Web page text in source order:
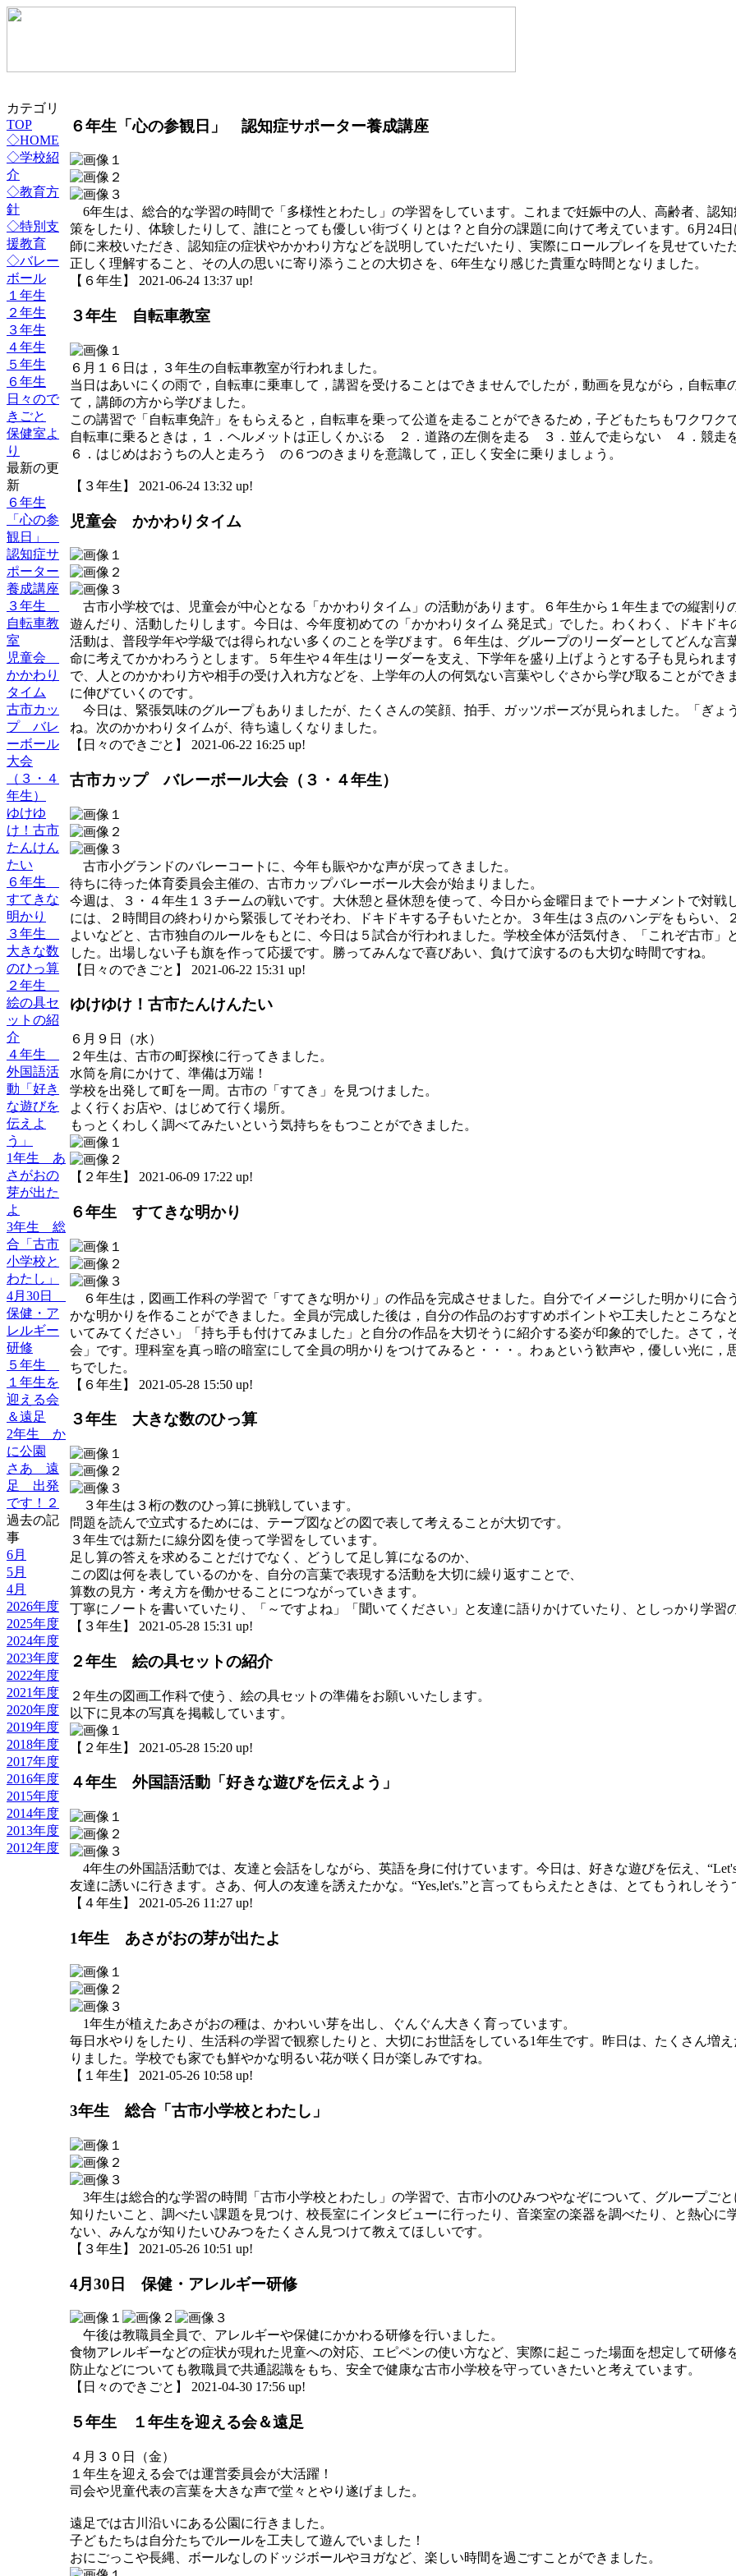
カテゴリ
TOP
◇HOME
◇学校紹
介
◇教育方
針
◇特別支
援教育
◇バレー
ボール
１年生
２年生
３年生
４年生
５年生
６年生
日々ので
きごと
保健室よ
り
最新の更
新
６年生
「心の参
観日」
認知症サ
ポーター
養成講座
３年生
自転車教
室
児童会
かかわり
タイム
古市カッ
プ バレ
ーボール
大会
（３・４
年生）
ゆけゆ
け！古市
たんけん
たい
６年生
すてきな
明かり
３年生
大きな数
のひっ算
２年生
絵の具セ
ットの紹
介
４年生
外国語活
動「好き
な遊びを
伝えよ
う」
1年生 あ
さがおの
芽が出た
よ
3年生 総
合「古市
小学校と
わたし」
4月30日
保健・ア
レルギー
研修
５年生
１年生を
迎える会
＆遠足
2年生 か
に公園
さあ 遠
足 出発
です！２
過去の記
事
6月
5月
4月
2026年度
2025年度
2024年度
2023年度
2022年度
2021年度
2020年度
2019年度
2018年度
2017年度
2016年度
2015年度
2014年度
2013年度
2012年度
６年生「心の参観日」 認知症サポーター養成講座
6年生は、総合的な学習の時間で「多様性とわたし」の学習をしています。これまで妊娠中の人、高齢者、認
策をしたり、体験したりして、誰にとっても優しい街づくりとは？と自分の課題に向けて考えています。6月24
師に来校いただき、認知症の症状やかかわり方などを説明していただいたり、実際にロールプレイを見せていた
正しく理解すること、その人の思いに寄り添うことの大切さを、6年生なり感じた貴重な時間となりました。
【６年生】 2021-06-24 13:37 up!
３年生 自転車教室
６月１６日は，３年生の自転車教室が行われました。
当日はあいにくの雨で，自転車に乗車して，講習を受けることはできませんでしたが，動画を見ながら，自転車
て，講師の方から学びました。
この講習で「自転車免許」をもらえると，自転車を乗って公道を走ることができるため，子どもたちもワクワク
自転車に乗るときは，１．ヘルメットは正しくかぶる ２．道路の左側を走る ３．並んで走らない ４．競
６．はじめはおうちの人と走ろう の６つのきまりを意識して，正しく安全に乗りましょう。
【３年生】 2021-06-24 13:32 up!
児童会 かかわりタイム
古市小学校では、児童会が中心となる「かかわりタイム」の活動があります。６年生から１年生までの縦割り
遊んだり、活動したりします。今日は、今年度初めての「かかわりタイム 発足式」でした。わくわく、ドキド
活動は、普段学年や学級では得られない多くのことを学びます。６年生は、グループのリーダーとしてどんな言
命に考えてかかわろうとします。５年生や４年生はリーダーを支え、下学年を盛り上げようとする子も見られま
で、人とのかかわり方や相手の受け入れ方などを、上学年の人の何気ない言葉やしぐさから学び取ることができ
に伸びていくのです。
今日は、緊張気味のグループもありましたが、たくさんの笑顔、拍手、ガッツポーズが見られました。「ぎょ
ね。次のかかわりタイムが、待ち遠しくなりました。
【日々のできごと】 2021-06-22 16:25 up!
古市カップ バレーボール大会（３・４年生）
古市小グランドのバレーコートに、今年も賑やかな声が戻ってきました。
待ちに待った体育委員会主催の、古市カップバレーボール大会が始まりました。
今週は、３・４年生１３チームの戦いです。大休憩と昼休憩を使って、今日から金曜日までトーナメントで対戦
には、２時間目の終わりから緊張してそわそわ、ドキドキする子もいたとか。３年生は３点のハンデをもらい、
よいなどと、古市独自のルールをもとに、今日は５試合が行われました。学校全体が活気付き、「これぞ古市」
した。出場しない子も旗を作って応援です。勝ってみんなで喜びあい、負けて涙するのも大切な時間ですね。
【日々のできごと】 2021-06-22 15:31 up!
ゆけゆけ！古市たんけんたい
６月９日（水）
２年生は、古市の町探検に行ってきました。
水筒を肩にかけて、準備は万端！
学校を出発して町を一周。古市の「すてき」を見つけました。
よく行くお店や、はじめて行く場所。
もっとくわしく調べてみたいという気持ちをもつことができました。
【２年生】 2021-06-09 17:22 up!
６年生 すてきな明かり
６年生は，図画工作科の学習で「すてきな明かり」の作品を完成させました。自分でイメージした明かりに合
かな明かりを作ることができました。全員が完成した後は，自分の作品のおすすめポイントや工夫したところな
いてみてください」「持ち手も付けてみました」と自分の作品を大切そうに紹介する姿が印象的でした。さて，
会」です。理科室を真っ暗の暗室にして全員の明かりをつけてみると・・・。わぁという歓声や，優しい光に，
ちでした。
【６年生】 2021-05-28 15:50 up!
３年生 大きな数のひっ算
３年生は３桁の数のひっ算に挑戦しています。
問題を読んで立式するためには、テープ図などの図で表して考えることが大切です。
３年生では新たに線分図を使って学習をしています。
足し算の答えを求めることだけでなく、どうして足し算になるのか、
この図は何を表しているのかを、自分の言葉で表現する活動を大切に繰り返すことで、
算数の見方・考え方を働かせることにつながっていきます。
丁寧にノートを書いていたり、「～ですよね」「聞いてください」と友達に語りかけていたり、としっかり学習
【３年生】 2021-05-28 15:31 up!
２年生 絵の具セットの紹介
２年生の図画工作科で使う、絵の具セットの準備をお願いいたします。
以下に見本の写真を掲載しています。
【２年生】 2021-05-28 15:20 up!
４年生 外国語活動「好きな遊びを伝えよう」
4年生の外国語活動では、友達と会話をしながら、英語を身に付けています。今日は、好きな遊びを伝え、
友達に誘いに行きます。さあ、何人の友達を誘えたかな。“Yes,let's.”と言ってもらえたときは、とてもうれしそう
【４年生】 2021-05-26 11:27 up!
1年生 あさがおの芽が出たよ
1年生が植えたあさがおの種は、かわいい芽を出し、ぐんぐん大きく育っています。
毎日水やりをしたり、生活科の学習で観察したりと、大切にお世話をしている1年生です。昨日は、たくさん増
りました。学校でも家でも鮮やかな明るい花が咲く日が楽しみですね。
【１年生】 2021-05-26 10:58 up!
3年生 総合「古市小学校とわたし」
3年生は総合的な学習の時間「古市小学校とわたし」の学習で、古市小のひみつやなぞについて、グループご
知りたいこと、調べたい課題を見つけ、校長室にインタビューに行ったり、音楽室の楽器を調べたり、と熱心に
ない、みんなが知りたいひみつをたくさん見つけて教えてほしいです。
【３年生】 2021-05-26 10:51 up!
4月30日 保健・アレルギー研修
午後は教職員全員で、アレルギーや保健にかかわる研修を行いました。
食物アレルギーなどの症状が現れた児童への対応、エピペンの使い方など、実際に起こった場面を想定して研修
防止などについても教職員で共通認識をもち、安全で健康な古市小学校を守っていきたいと考えています。
【日々のできごと】 2021-04-30 17:56 up!
５年生 １年生を迎える会＆遠足
４月３０日（金）
１年生を迎える会では運営委員会が大活躍！
司会や児童代表の言葉を大きな声で堂々とやり遂げました。
遠足では古川沿いにある公園に行きました。
子どもたちは自分たちでルールを工夫して遊んでいました！
おにごっこや長縄、ボールなしのドッジボールやヨガなど、楽しい時間を過ごすことができました。